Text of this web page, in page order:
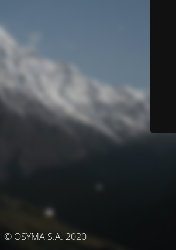
© OSYMA S.A. 2020